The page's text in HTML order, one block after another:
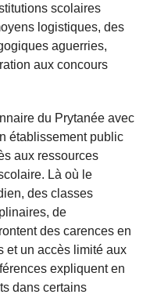
scolaires
logistiques, des
aguerries,
aux concours
du Prytanée avec
établissement public
aux ressources
Là où le
des classes
de
des carences en
et un accès limité aux
expliquent en
dans certains